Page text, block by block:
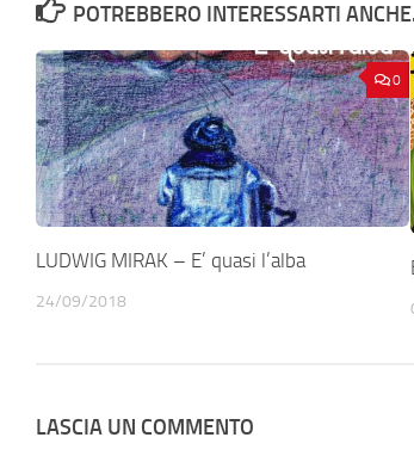
POTREBBERO INTERESSARTI
0
LUDWIG MIRAK – E’ quasi l’alba
24/09/2018
LASCIA UN COMMENTO